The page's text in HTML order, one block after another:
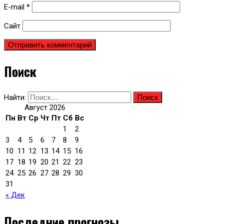
E-mail *
Сайт
Поиск
Найти:
Август 2026
Пн Вт Ср Чт Пт Сб Вс
« Дек
1
2
3
4 5 6 7 8
9
10 11 12 13 14 15 16
17 18 19 20 21 22 23
24 25 26 27 28 29 30
31